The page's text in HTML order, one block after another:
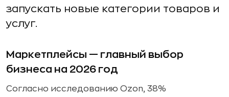
запускать новые категории товаров и
услуг.
Маркетплейсы — главный выбор
бизнеса на 2026 год
Согласно исследованию Ozon, 38%